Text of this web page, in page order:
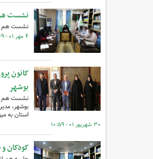
نشست هم
نشست هم
۴ مهر ۰۱ - ۱۳:۴۹
کانون
بوشهر
نشست هم
بوشهر،
استان به
۳۰ شهریور ۰۱ - ۱۰:۵۹
کودکان